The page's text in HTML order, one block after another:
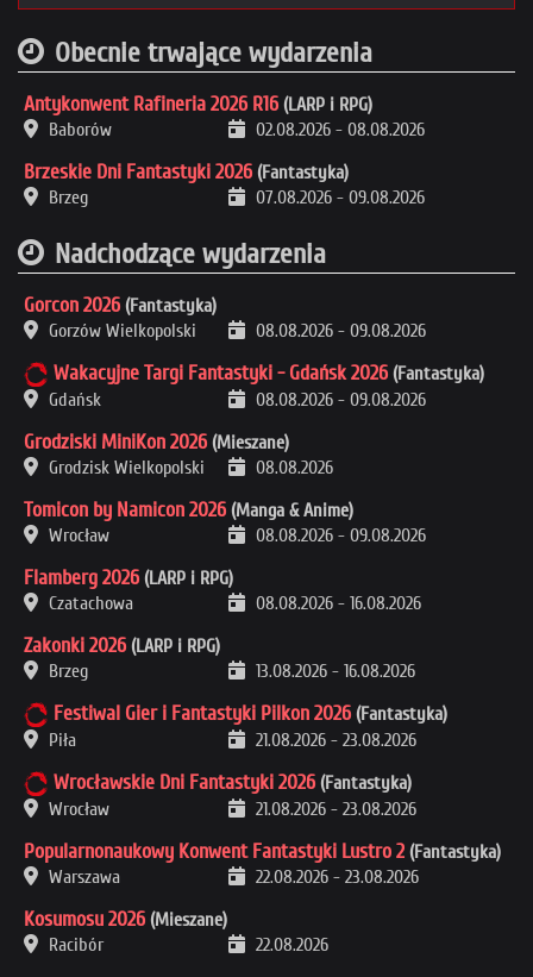
Obecnie trwające wydarzenia
Antykonwent Rafineria 2026 R16 (LARP i RPG)
Baborów
02.08.2026 - 08.08.2026
Brzeskie Dni Fantastyki 2026 (Fantastyka)
Brzeg
07.08.2026 - 09.08.2026
Nadchodzące wydarzenia
Gorcon 2026 (Fantastyka)
Gorzów Wielkopolski
08.08.2026 - 09.08.2026
Wakacyjne Targi Fantastyki - Gdańsk 2026 (Fantastyka)
Gdańsk
08.08.2026 - 09.08.2026
Grodziski MiniKon 2026 (Mieszane)
Grodzisk Wielkopolski
08.08.2026
Tomicon by Namicon 2026 (Manga & Anime)
Wrocław
08.08.2026 - 09.08.2026
Flamberg 2026 (LARP i RPG)
Czatachowa
08.08.2026 - 16.08.2026
Zakonki 2026 (LARP i RPG)
Brzeg
13.08.2026 - 16.08.2026
Festiwal Gier i Fantastyki Pilkon 2026 (Fantastyka)
Piła
21.08.2026 - 23.08.2026
Wrocławskie Dni Fantastyki 2026 (Fantastyka)
Wrocław
21.08.2026 - 23.08.2026
Popularnonaukowy Konwent Fantastyki Lustro 2 (Fantastyka)
Warszawa
22.08.2026 - 23.08.2026
Kosumosu 2026 (Mieszane)
Racibór
22.08.2026